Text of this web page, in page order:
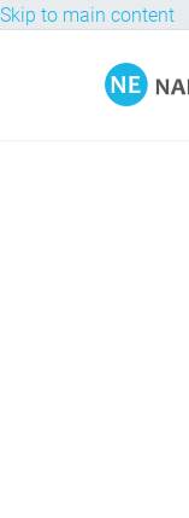
Skip to main content